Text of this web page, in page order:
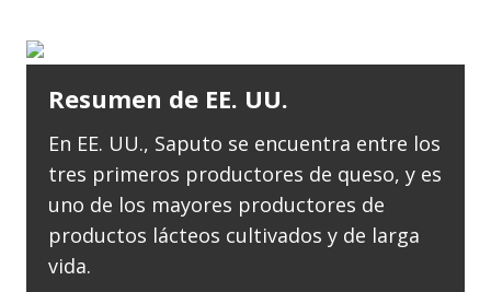
Resumen de EE. UU.
En EE. UU., Saputo se encuentra entre los
tres primeros productores de queso, y es
uno de los mayores productores de
productos lácteos cultivados y de larga
vida.